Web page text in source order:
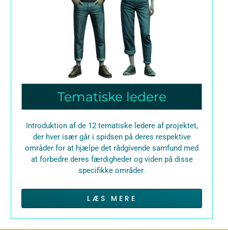
Tematiske ledere
Introduktion af de 12 tematiske ledere af projektet,
der hver især går i spidsen på deres respektive
områder for at hjælpe det rådgivende samfund med
at forbedre deres færdigheder og viden på disse
specifikke områder.
LÆS MERE